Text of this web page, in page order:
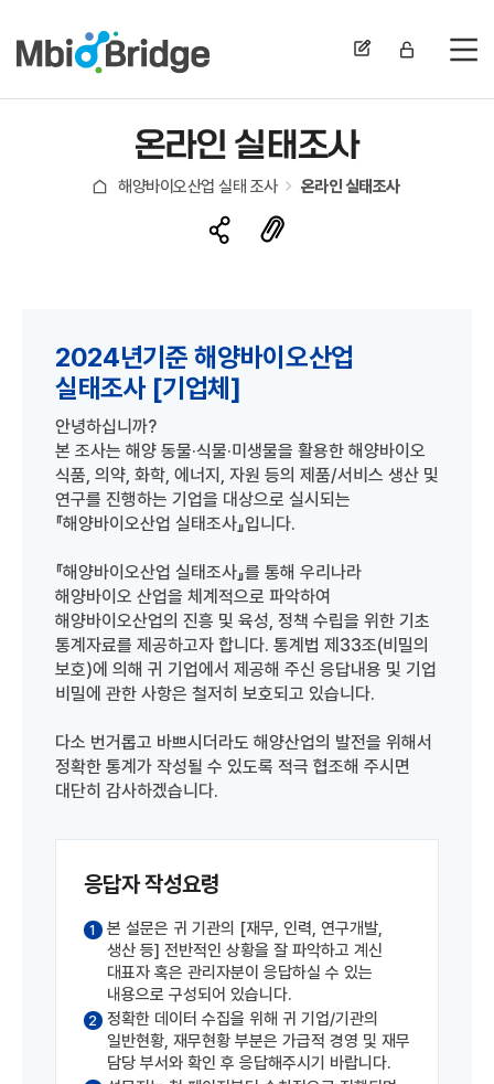
전
온라인 실태조사
해양바이오산업 실태 조사 온라인 실태조사
2024년기준 해양바이오산업
실태조사 [기업체]
안녕하십니까?
본 조사는 해양 동물·식물·미생물을 활용한 해양바이오
식품, 의약, 화학, 에너지, 자원 등의 제품/서비스 생산 및
연구를 진행하는 기업을 대상으로 실시되는
『해양바이오산업 실태조사』입니다.
『해양바이오산업 실태조사』를 통해 우리나라
해양바이오 산업을 체계적으로 파악하여
해양바이오산업의 진흥 및 육성, 정책 수립을 위한 기초
통계자료를 제공하고자 합니다. 통계법 제33조(비밀의
보호)에 의해 귀 기업에서 제공해 주신 응답내용 및 기업
비밀에 관한 사항은 철저히 보호되고 있습니다.
다소 번거롭고 바쁘시더라도 해양산업의 발전을 위해서
정확한 통계가 작성될 수 있도록 적극 협조해 주시면
대단히 감사하겠습니다.
응답자 작성요령
1
본 설문은 귀 기관의 [재무, 인력, 연구개발,
생산 등] 전반적인 상황을 잘 파악하고 계신
대표자 혹은 관리자분이 응답하실 수 있는
내용으로 구성되어 있습니다.
2
정확한 데이터 수집을 위해 귀 기업/기관의
일반현황, 재무현황 부분은 가급적 경영 및 재무
담당 부서와 확인 후 응답해주시기 바랍니다.